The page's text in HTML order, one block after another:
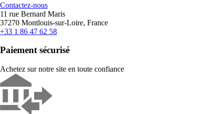
Contactez-nous
11 rue Bernard Maris
37270 Montlouis-sur-Loire, France
+33 1 86 47 62 58
Paiement sécurisé
Achetez sur notre site en toute confiance